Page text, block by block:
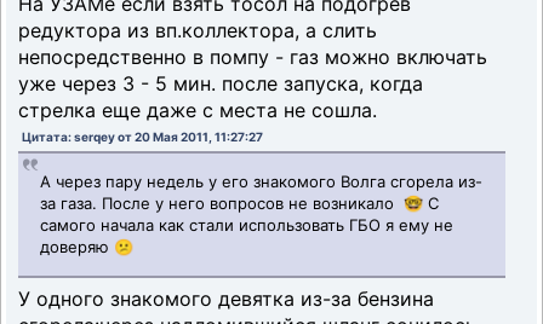
редуктора из вп.коллектора, а слить
непосредственно в помпу - газ можно включать
уже через 3 - 5 мин. после запуска, когда
стрелка еще даже с места не сошла.
Цитата: serqey от 20 Мая 2011, 11:27:27
А через пару недель у его знакомого Волга сгорела из-
за газа. После у него вопросов не возникало 🤓 С
самого начала как стали использовать ГБО я ему не
доверяю 😕
У одного знакомого девятка из-за бензина